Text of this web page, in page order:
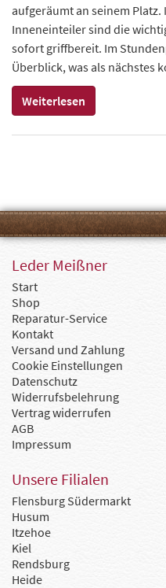
aufgeräumt an seinem
Inneneinteiler sind die
sofort griffbereit. Im
Überblick, was als nächstes
Weiterlesen
Leder Meißner
Start
Shop
Reparatur-Service
Kontakt
Versand und Zahlung
Cookie Einstellungen
Datenschutz
Widerrufsbelehrung
Vertrag widerrufen
AGB
Impressum
Unsere Filialen
Flensburg Südermarkt
Husum
Itzehoe
Kiel
Rendsburg
Heide